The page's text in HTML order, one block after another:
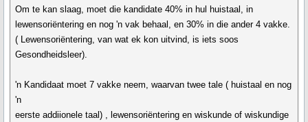
Om te kan slaag, moet die kandidate 40% in hul huistaal, in
lewensoriëntering en nog 'n vak behaal, en 30% in die ander 4 vakke.
( Lewensoriëntering, van wat ek kon uitvind, is iets soos
Gesondheidsleer).
'n Kandidaat moet 7 vakke neem, waarvan twee tale ( huistaal en nog
'n
eerste addiionele taal) , lewensoriëntering en wiskunde of wiskundige